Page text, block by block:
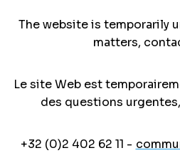
The website is temporarily
matters,
Le site Web est
des questions
+32 (0)2 402 62 11 -